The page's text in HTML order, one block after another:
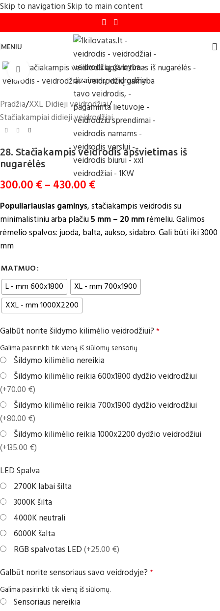
Skip to navigationSkip to main content
MENIU
Click to enlarge
Pradžia/XXL Didieji veidrodžiai/
Stačiakampiai didieji veidrodžiai
28. Stačiakampis veidrodis apšvietimas iš
nugarėlės
300.00 €– 430.00 €
Populiariausias gaminys, stačiakampis veidrodis su
minimalistiniuarba plačiu5 mm – 20 mmrėmeliu. Galimos
rėmelio spalvos: juoda, balta, aukso, sidabro. Gali būti iki 3000
mm
MATMUO
L - mm 600x1800
XL - mm 700x1900
XXL - mm 1000X2200
Galbūt norite šildymo kilimėlio veidrodžiui?*
Galima pasirinkti tik vieną iš siūlomų sensorių
Šildymo kilimėlio nereikia
Šildymo kilimėlio reikia 600x1800 dydžio veidrodžiui
(+70.00 €)
Šildymo kilimėlio reikia 700x1900 dydžio veidrodžiui
(+80.00 €)
Šildymo kilimėlio reikia 1000x2200 dydžio veidrodžiui
(+135.00 €)
LED Spalva
2700K labai šilta
3000K šilta
4000K neutrali
6000K šalta
RGB spalvotas LED(+25.00 €)
Galbūt norite sensoriaus savo veidrodyje?*
Galima pasirinkti tik vieną iš siūlomų.
Sensoriaus nereikia